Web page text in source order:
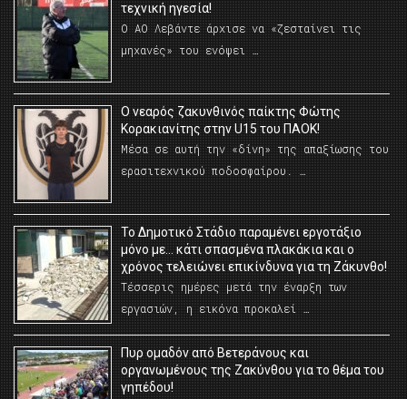
τεχνική ηγεσία!
Ο ΑΟ Λεβάντε άρχισε να «ζεσταίνει τις
μηχανές» του ενόψει …
O νεαρός ζακυνθινός παίκτης Φώτης
Κορακιανίτης στην U15 του ΠΑΟΚ!
Μέσα σε αυτή την «δίνη» της απαξίωσης του
ερασιτεχνικού ποδοσφαίρου. …
Το Δημοτικό Στάδιο παραμένει εργοτάξιο
μόνο με… κάτι σπασμένα πλακάκια και ο
χρόνος τελειώνει επικίνδυνα για τη Ζάκυνθο!
Τέσσερις ημέρες μετά την έναρξη των
εργασιών, η εικόνα προκαλεί …
Πυρ ομαδόν από Βετεράνους και
οργανωμένους της Ζακύνθου για το θέμα του
γηπέδου!